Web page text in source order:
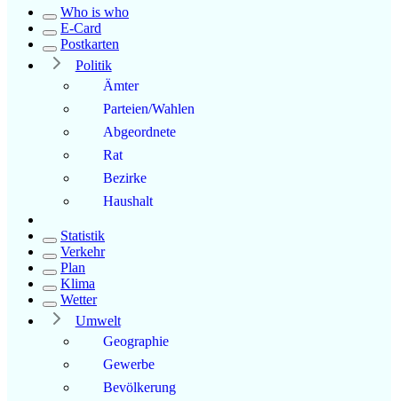
Who is who
E-Card
Postkarten
Politik
Ämter
Parteien/Wahlen
Abgeordnete
Rat
Bezirke
Haushalt
Statistik
Verkehr
Plan
Klima
Wetter
Umwelt
Geographie
Gewerbe
Bevölkerung